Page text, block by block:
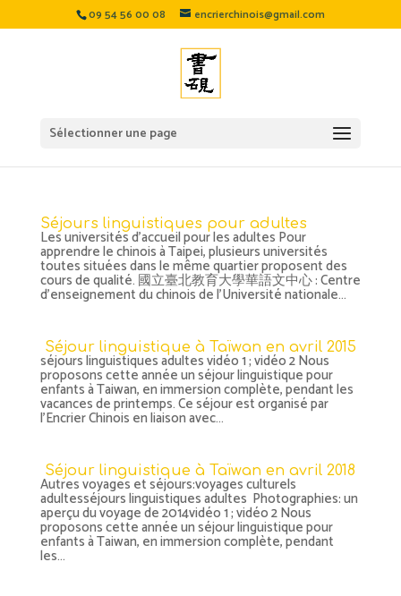
09 54 56 00 08 encrierchinois@gmail.com
Sélectionner une page
Séjours linguistiques pour adultes
Les universités d’accueil pour les adultes Pour
apprendre le chinois à Taipei, plusieurs universités
toutes situées dans le même quartier proposent des
cours de qualité. 國立臺北教育大學華語文中心 : Centre
d’enseignement du chinois de l’Université nationale...
Séjour linguistique à Taïwan en avril 2015
séjours linguistiques adultes vidéo 1 ; vidéo 2 Nous
proposons cette année un séjour linguistique pour
enfants à Taiwan, en immersion complète, pendant les
vacances de printemps. Ce séjour est organisé par
l’Encrier Chinois en liaison avec...
Séjour linguistique à Taïwan en avril 2018
Autres voyages et séjours:voyages culturels
adultesséjours linguistiques adultes Photographies: un
aperçu du voyage de 2014vidéo 1 ; vidéo 2 Nous
proposons cette année un séjour linguistique pour
enfants à Taiwan, en immersion complète, pendant
les...